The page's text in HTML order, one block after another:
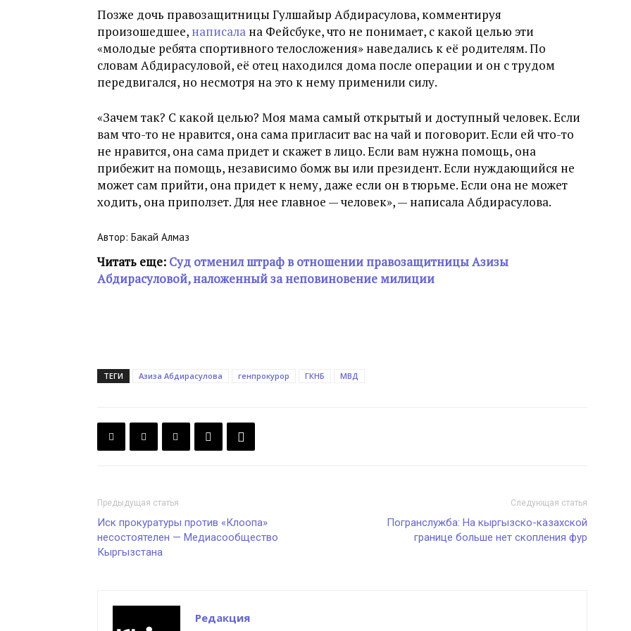
Позже дочь правозащитницы Гулшайыр Абдирасулова, комментируя
произошедшее, написала на Фейсбуке, что не понимает, с какой целью эти
«молодые ребята спортивного телосложения» наведались к её родителям. По
словам Абдирасуловой, её отец находился дома после операции и он с трудом
передвигался, но несмотря на это к нему применили силу.
«Зачем так? С какой целью? Моя мама самый открытый и доступный человек. Если
вам что-то не нравится, она сама пригласит вас на чай и поговорит. Если ей что-то
не нравится, она сама придет и скажет в лицо. Если вам нужна помощь, она
прибежит на помощь, независимо бомж вы или президент. Если нуждающийся не
может сам прийти, она придет к нему, даже если он в тюрьме. Если она не может
ходить, она приползет. Для нее главное — человек», — написала Абдирасулова.
Автор: Бакай Алмаз
Читать еще: Суд отменил штраф в отношении правозащитницы Азизы
Абдирасуловой, наложенный за неповиновение милиции
ТЕГИ Азиза Абдирасулова генпрокурор ГКНБ МВД
Предыдущая статья
Иск прокуратуры против «Клоопа»
несостоятелен — Медиасообщество
Кыргызстана
Следующая статья
Погранслужба: На кыргызско-казахской
границе больше нет скопления фур
Редакция